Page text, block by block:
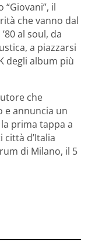
il
che vanno dal
al soul, da
a piazzarsi
degli album più
che
e annuncia un
prima tappa a
d’Italia
di Milano, il 5